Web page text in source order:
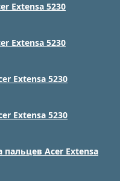
Extensa 5230
Extensa 5230
Extensa 5230
Extensa 5230
пальцев Acer Extensa